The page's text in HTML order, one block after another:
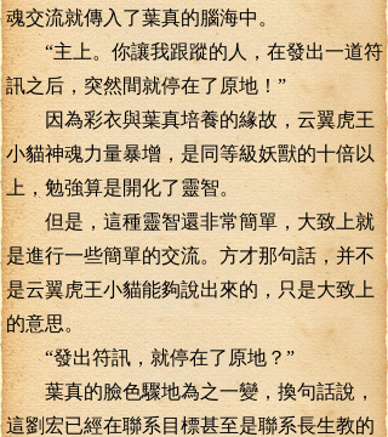
魂交流就傳入了葉真的腦海中。
“主上。你讓我跟蹤的人，在發出一道符
訊之后，突然間就停在了原地！”
因為彩衣與葉真培養的緣故，云翼虎王
小貓神魂力量暴增，是同等級妖獸的十倍以
上，勉強算是開化了靈智。
但是，這種靈智還非常簡單，大致上就
是進行一些簡單的交流。方才那句話，并不
是云翼虎王小貓能夠說出來的，只是大致上
的意思。
“發出符訊，就停在了原地？”
葉真的臉色驟地為之一變，換句話說，
這劉宏已經在聯系目標甚至是聯系長生教的